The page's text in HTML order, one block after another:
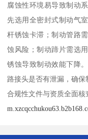
腐蚀性环境易导致制动
先选用全密封式制动气
杆锈蚀卡滞；制动管路
蚀风险；制动蹄片需选
锈蚀导致制动效能下降
路接头是否有泄漏，确保
合规性文件与资质全面核